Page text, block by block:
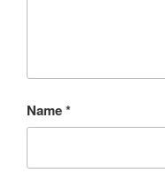
Name*